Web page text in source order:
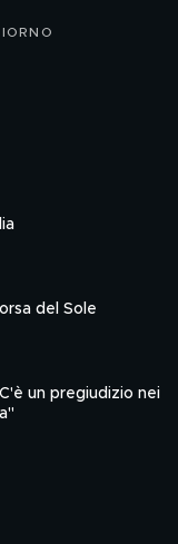
del Sole
un pregiudizio nei